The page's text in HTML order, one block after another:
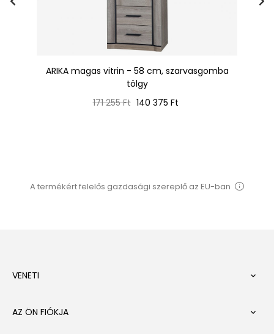
ARIKA magas vitrin - 58 cm, szarvasgomba
tölgy
Normál
171 255 Ft Ár
140 375 Ft
A termékért felelős gazdasági szereplő az EU-ban
VENETI 
AZ ÖN FIÓKJA 